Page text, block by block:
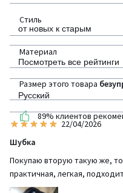
Стиль
Материал
Размер этого товара
89% клиентов
от новых к старым
Посмотреть все рейтинги
Русский
22/04/2026
Шубка
Покупаю вторую такую же,
практичная, легкая,